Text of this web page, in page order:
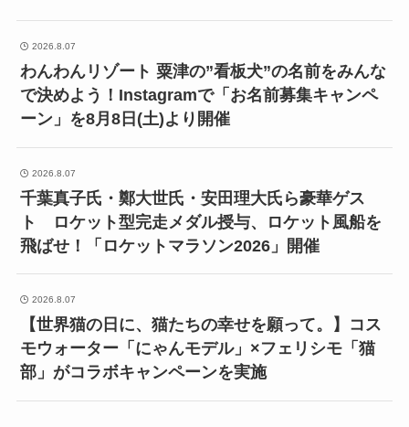
2026.8.07
わんわんリゾート 粟津の”看板犬”の名前をみんな
で決めよう！Instagramで「お名前募集キャンペ
ーン」を8月8日(土)より開催
2026.8.07
千葉真子氏・鄭大世氏・安田理大氏ら豪華ゲス
ト ロケット型完走メダル授与、ロケット風船を
飛ばせ！「ロケットマラソン2026」開催
2026.8.07
【世界猫の日に、猫たちの幸せを願って。】コス
モウォーター「にゃんモデル」×フェリシモ「猫
部」がコラボキャンペーンを実施